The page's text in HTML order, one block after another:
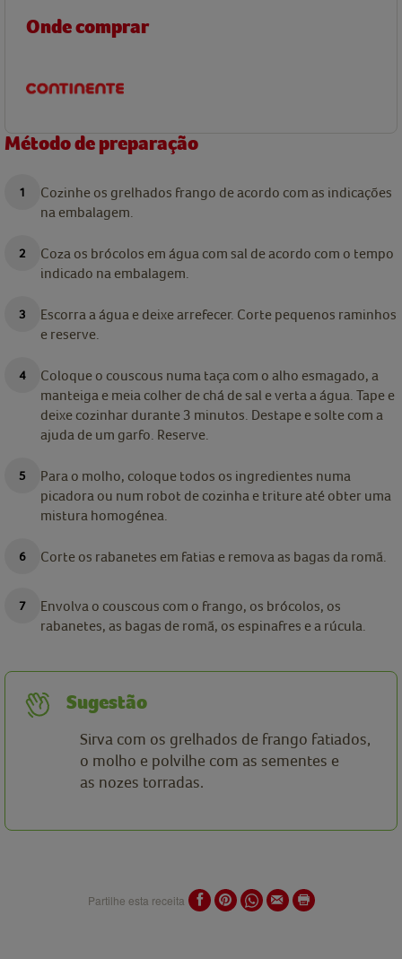
Onde comprar
Método de preparação
Cozinhe os grelhados frango de acordo com as indicações
na embalagem.
Coza os brócolos em água com sal de acordo com o tempo
indicado na embalagem.
Escorra a água e deixe arrefecer. Corte pequenos raminhos
e reserve.
Coloque o couscous numa taça com o alho esmagado, a
manteiga e meia colher de chá de sal e verta a água. Tape e
deixe cozinhar durante 3 minutos. Destape e solte com a
ajuda de um garfo. Reserve.
Para o molho, coloque todos os ingredientes numa
picadora ou num robot de cozinha e triture até obter uma
mistura homogénea.
Corte os rabanetes em fatias e remova as bagas da romã.
Envolva o couscous com o frango, os brócolos, os
rabanetes, as bagas de romã, os espinafres e a rúcula.
Sugestão
Sirva com os grelhados de frango fatiados,
o molho e polvilhe com as sementes e
as nozes torradas.
Partilhe esta receita